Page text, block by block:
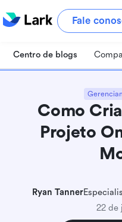
Fale
Centro de blogs
Como
Projeto
Ryan Tanner
22 de